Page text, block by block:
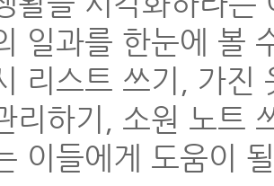
일과를 한눈에 볼
리스트 쓰기, 가진
리하기, 소원 노트
이들에게 도움이